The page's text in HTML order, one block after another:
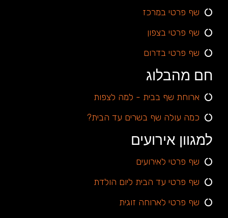
שף פרטי במרכז
שף פרטי בצפון
שף פרטי בדרום
חם מהבלוג
ארוחת שף בבית - למה לצפות
כמה עולה שף בשרים עד הבית?
למגוון אירועים
שף פרטי לאירועים
שף פרטי עד הבית ליום הולדת
שף פרטי לארוחה זוגית